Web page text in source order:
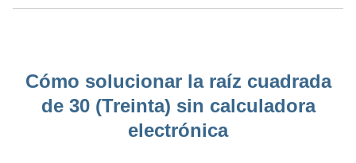
Cómo solucionar la raíz cuadrada
de 30 (Treinta) sin calculadora
electrónica